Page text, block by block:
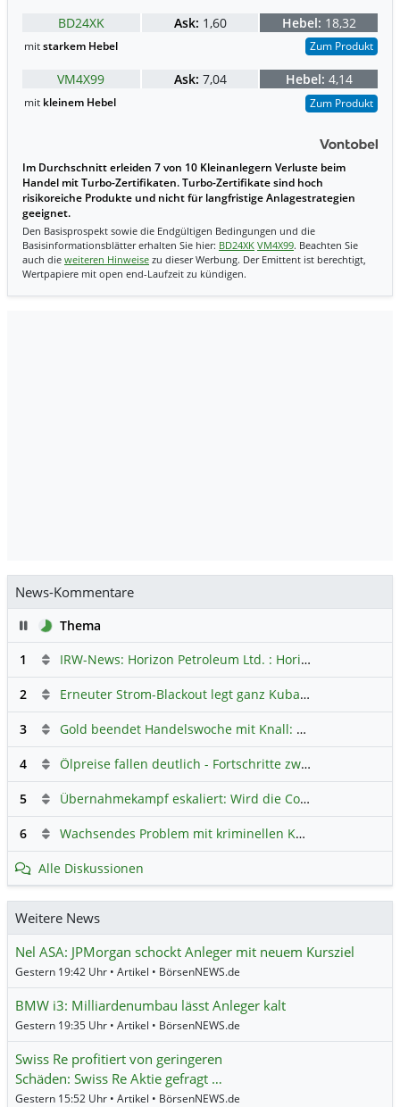
BD24XK Ask: 1,60 Hebel: 18,32
mitstarkem Hebel Zum Produkt
VM4X99 Ask: 7,04 Hebel: 4,14
mit kleinem Hebel Zum Produkt
Im Durchschnitt erleiden 7 von 10 Kleinanlegern Verluste beim
Handel mit Turbo-Zertifikaten. Turbo-Zertifikate sind hoch
risikoreiche Produkte und nicht für langfristige Anlagestrategien
geeignet.
Den Basisprospekt sowie die Endgültigen Bedingungen und die
Basisinformationsblätter erhalten Sie hier: BD24XK VM4X99. Beachten Sie
auch die weiteren Hinweise zu dieser Werbung. Der Emittent ist berechtigt,
Wertpapiere mit open end-Laufzeit zu kündigen.
News-Kommentare
PauseThema
1
IRW-News: Horizon Petroleum Ltd. : Horizon Petroleum beginnt mit der Testförderung im Projekt Lachowice in Polen und schließt die Platzierung einer überzeichneten Wandelanleihe ab
2 Erneuter Strom-Blackout legt ganz Kuba lahm
3 Gold beendet Handelswoche mit Knall: Barrick Mining – Ist diese Aktie wieder ein Kauf?
4 Ölpreise fallen deutlich - Fortschritte zwischen USA und Iran belasten
5 Übernahmekampf eskaliert: Wird die Commerzbank italienisch?
6 Wachsendes Problem mit kriminellen Kunden im Online-Handel
Alle Diskussionen
Weitere News
Nel ASA: JPMorgan schockt Anleger mit neuem Kursziel
Gestern 19:42 Uhr • Artikel • BörsenNEWS.de
BMW i3: Milliardenumbau lässt Anleger kalt
Gestern 19:35 Uhr • Artikel • BörsenNEWS.de
Swiss Re profitiert von geringeren
Schäden: Swiss Re Aktie gefragt …
Gestern 15:52 Uhr • Artikel • BörsenNEWS.de